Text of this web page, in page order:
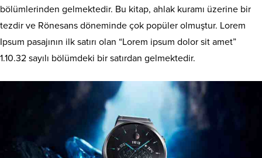
bölümlerinden gelmektedir. Bu kitap, ahlak kuramı üzerine bir
tezdir ve Rönesans döneminde çok popüler olmuştur. Lorem
Ipsum pasajının ilk satırı olan “Lorem ipsum dolor sit amet”
1.10.32 sayılı bölümdeki bir satırdan gelmektedir.